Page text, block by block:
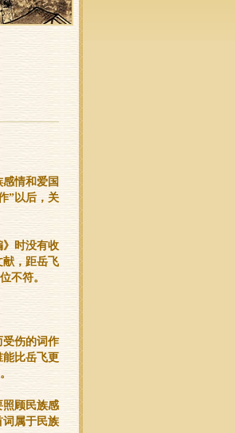
情和爱国
”以后，关
时没有收
，距岳飞
不符。
受伤的词作
比岳飞更
顾民族感
属于民族